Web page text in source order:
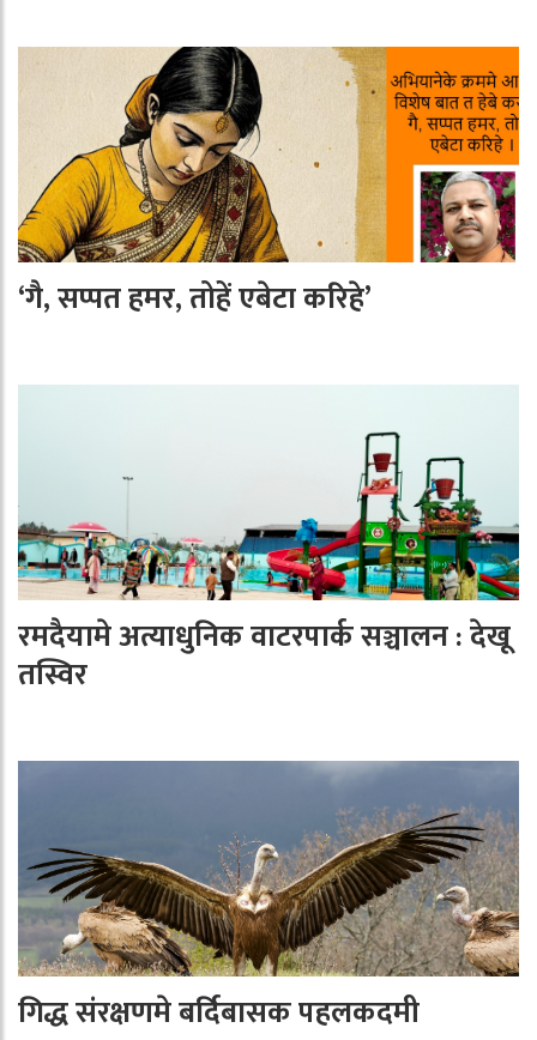
‘गै, सप्पत हमर, तोहें एबेटा करिहे’
रमदैयामे अत्याधुनिक वाटरपार्क सञ्चालन : देखू
तस्विर
गिद्ध संरक्षणमे बर्दिबासक पहलकदमी